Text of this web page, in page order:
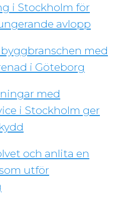
i Stockholm för
avlopp
byggbranschen med
i Göteborg
med
i Stockholm ger
och anlita en
utför